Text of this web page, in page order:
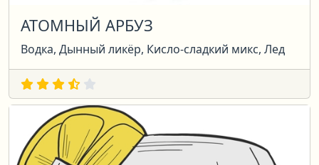
АТОМНЫЙ АРБУЗ
Водка, Дынный ликёр, Кисло-сладкий микс, Лед